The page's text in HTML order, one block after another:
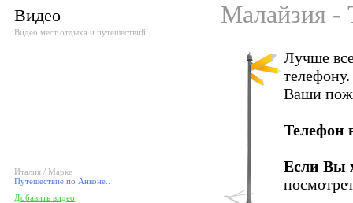
Видео
Видео мест отдыха и путешествий
Италия / Марке
Путешествие по Анконе..
Добавить видео
Малайзия -
Лучше
Ваши
Телефон
Если Вы